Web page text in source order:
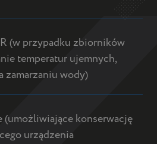
(w przypadku zbiorników
temperatur ujemnych,
zamarzaniu wody)
(umożliwiające konserwację
urządzenia